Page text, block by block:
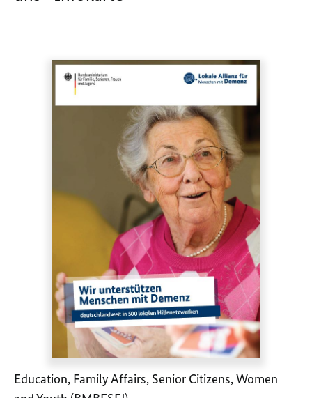
Education, Family Affairs, Senior Citizens, Women